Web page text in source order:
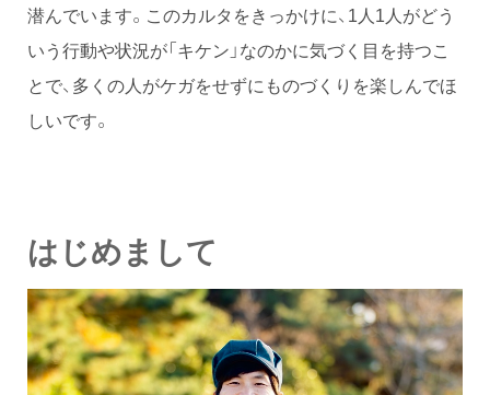
潜んでいます。このカルタをきっかけに、1人1人がどう
いう行動や状況が「キケン」なのかに気づく目を持つこ
とで、多くの人がケガをせずにものづくりを楽しんでほ
しいです。
はじめまして